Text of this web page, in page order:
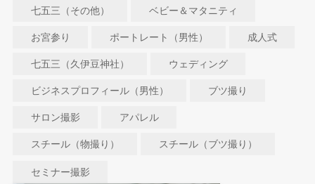
七五三（その他）
ベビー＆マタニティ
お宮参り
ポートレート（男性）
成人式
七五三（久伊豆神社）
ウェディング
ビジネスプロフィール（男性）
ブツ撮り
サロン撮影
アパレル
スチール（物撮り）
スチール（ブツ撮り）
セミナー撮影